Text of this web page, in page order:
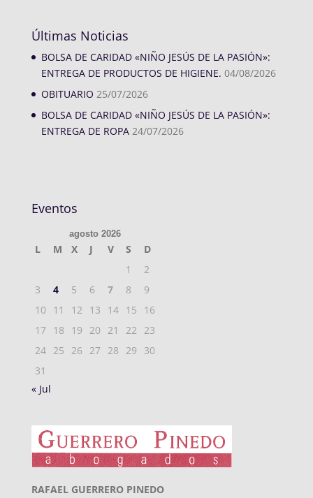
Últimas Noticias
BOLSA DE CARIDAD «NIÑO JESÚS DE LA PASIÓN»:
ENTREGA DE PRODUCTOS DE HIGIENE. 04/08/2026
OBITUARIO 25/07/2026
BOLSA DE CARIDAD «NIÑO JESÚS DE LA PASIÓN»:
ENTREGA DE ROPA 24/07/2026
Eventos
agosto 2026
L M X J V S
D
1
2
3
4 5 6 7 8
9
10
11 12 13 14 15
16
17
18 19 20 21 22
23
24 25 26 27 28 29
30
31
« Jul
RAFAEL GUERRERO PINEDO